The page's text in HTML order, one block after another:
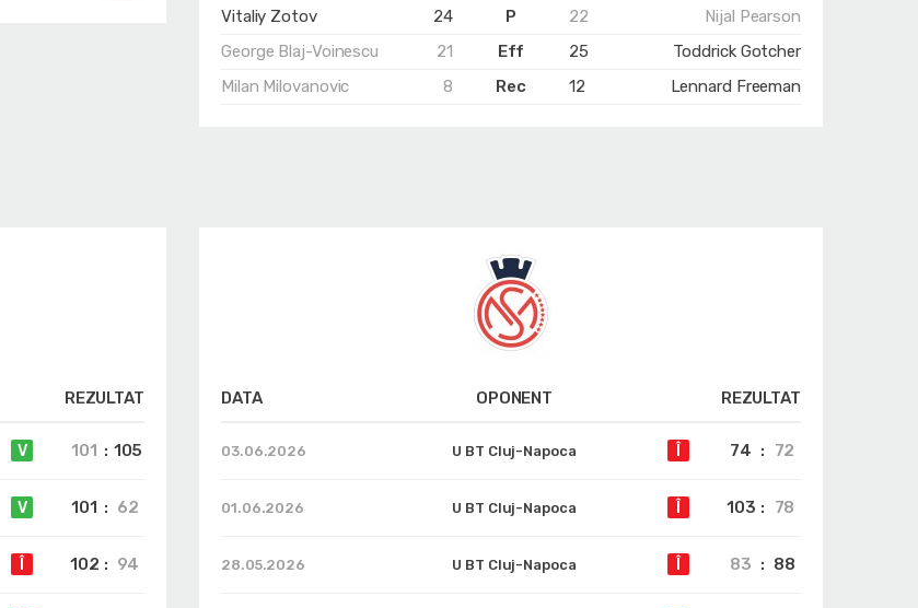
Vitaliy Zotov
24 P 22
Nijal Pearson
George Blaj-Voinescu
21 Eff 25
Toddrick Gotcher
Milan Milovanovic
8 Rec 12 Lennard Freeman
REZULTAT
V 101 : 105
V 101 : 62
102 : 94
DATA OPONENT REZULTAT
03.06.2026 U BT Cluj-Napoca 74 : 72
01.06.2026 U BT Cluj-Napoca 103 : 78
28.05.2026 U BT Cluj-Napoca 83 : 88